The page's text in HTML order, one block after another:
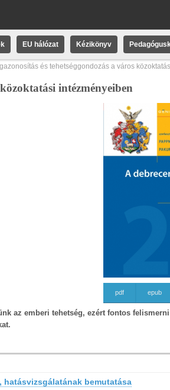
EU hálózat Kézikönyv
és tehetséggondozás a város
intézményeiben
pdf epub
az emberi tehetség, ezért fontos
hatásvizsgálatának bemutatása